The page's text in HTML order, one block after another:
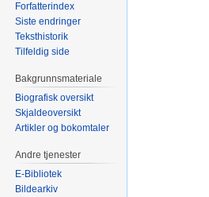
Forfatterindex
Siste endringer
Teksthistorik
Tilfeldig side
Bakgrunnsmateriale
Biografisk oversikt
Skjaldeoversikt
Artikler og bokomtaler
Andre tjenester
E-Bibliotek
Bildearkiv